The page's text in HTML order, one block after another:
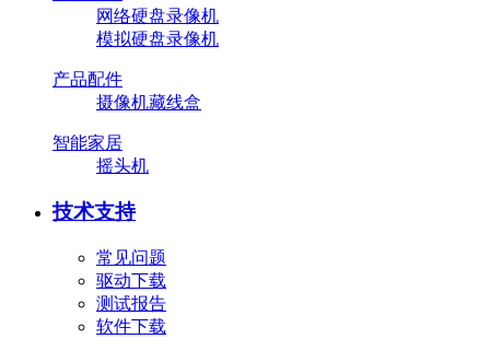
网络硬盘录像机
模拟硬盘录像机
产品配件
摄像机藏线盒
智能家居
摇头机
技术支持
常见问题
驱动下载
测试报告
软件下载